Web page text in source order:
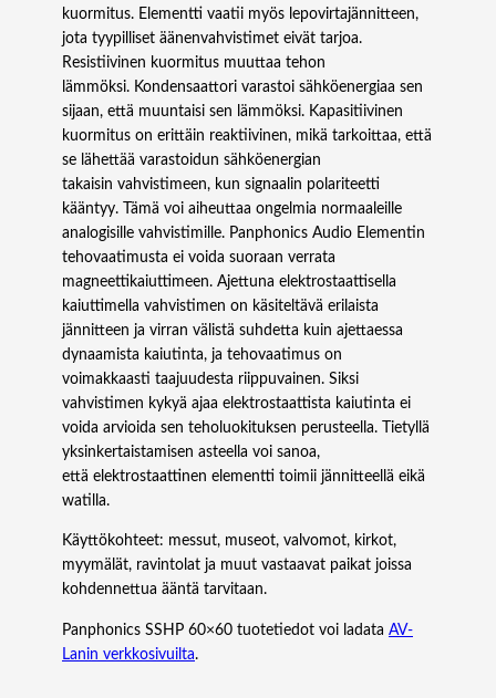
kuormitus. Elementti vaatii myös lepovirtajännitteen,
jota tyypilliset äänenvahvistimet eivät tarjoa.
Resistiivinen kuormitus muuttaa tehon
lämmöksi. Kondensaattori varastoi sähköenergiaa sen
sijaan, että muuntaisi sen lämmöksi. Kapasitiivinen
kuormitus on erittäin reaktiivinen, mikä tarkoittaa, että
se lähettää varastoidun sähköenergian
takaisin vahvistimeen, kun signaalin polariteetti
kääntyy. Tämä voi aiheuttaa ongelmia normaaleille
analogisille vahvistimille. Panphonics Audio Elementin
tehovaatimusta ei voida suoraan verrata
magneettikaiuttimeen. Ajettuna elektrostaattisella
kaiuttimella vahvistimen on käsiteltävä erilaista
jännitteen ja virran välistä suhdetta kuin ajettaessa
dynaamista kaiutinta, ja tehovaatimus on
voimakkaasti taajuudesta riippuvainen. Siksi
vahvistimen kykyä ajaa elektrostaattista kaiutinta ei
voida arvioida sen teholuokituksen perusteella. Tietyllä
yksinkertaistamisen asteella voi sanoa,
että elektrostaattinen elementti toimii jännitteellä eikä
watilla.
Käyttökohteet: messut, museot, valvomot, kirkot,
myymälät, ravintolat ja muut vastaavat paikat joissa
kohdennettua ääntä tarvitaan.
Panphonics SSHP 60×60 tuotetiedot voi ladata AV-
Lanin verkkosivuilta.